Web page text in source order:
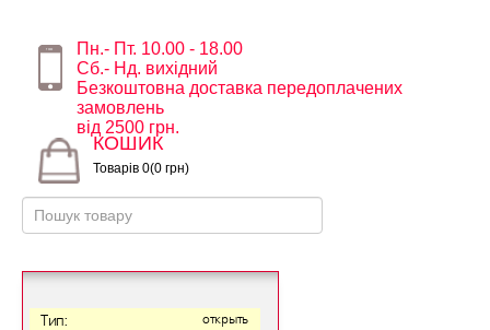
Пн.- Пт. 10.00 - 18.00
Сб.- Нд. вихідний
Безкоштовна доставка передоплачених
замовлень
від 2500 грн.
КОШИК
Товарів 0(0 грн)
Тип: открыть